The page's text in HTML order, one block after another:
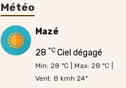
Météo
Mazé
28 °C Ciel dégagé
Min: 28 °C | Max: 28 °C |
Vent: 8 kmh 24°